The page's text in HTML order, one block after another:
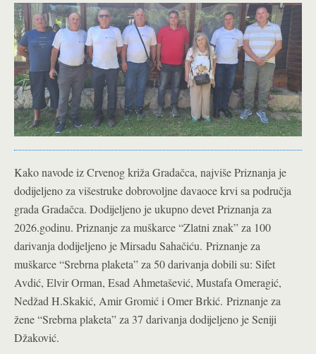
Kako navode iz Crvenog križa Gradačca, najviše Priznanja je
dodijeljeno za višestruke dobrovoljne davaoce krvi sa područja
grada Gradačca. Dodijeljeno je ukupno devet Priznanja za
2026.godinu. Priznanje za muškarce “Zlatni znak” za 100
darivanja dodijeljeno je Mirsadu Sahačiću. Priznanje za
muškarce “Srebrna plaketa” za 50 darivanja dobili su: Sifet
Avdić, Elvir Orman, Esad Ahmetašević, Mustafa Omeragić,
Nedžad H.Skakić, Amir Gromić i Omer Brkić. Priznanje za
žene “Srebrna plaketa” za 37 darivanja dodijeljeno je Seniji
Džaković.